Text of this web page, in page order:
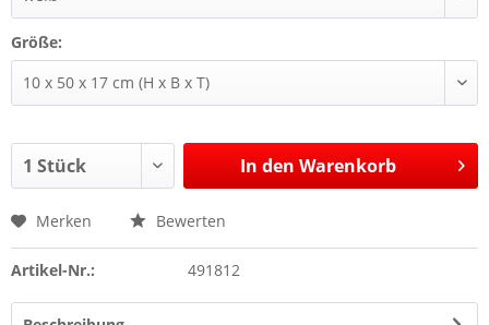
Größe:
In den Warenkorb
Merken Bewerten
Artikel-Nr.: 491812